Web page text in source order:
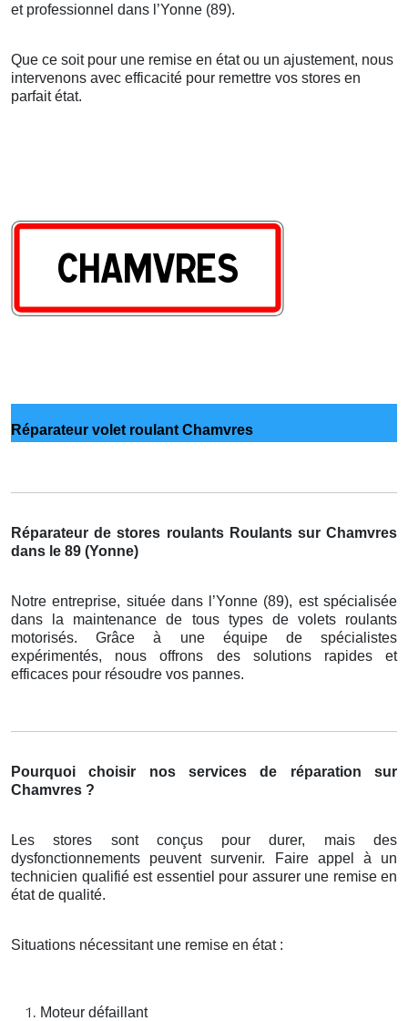
et professionnel dans l’Yonne (89).
Que ce soit pour une remise en état ou un ajustement, nous
intervenons avec efficacité pour remettre vos stores en
parfait état.
Réparateur volet roulant Chamvres
Réparateur de stores roulants Roulants sur Chamvres
dans le 89 (Yonne)
Notre entreprise, située dans l’Yonne (89), est spécialisée
dans la maintenance de tous types de volets roulants
motorisés. Grâce à une équipe de spécialistes
expérimentés, nous offrons des solutions rapides et
efficaces pour résoudre vos pannes.
Pourquoi choisir nos services de réparation sur
Chamvres ?
Les stores sont conçus pour durer, mais des
dysfonctionnements peuvent survenir. Faire appel à un
technicien qualifié est essentiel pour assurer une remise en
état de qualité.
Situations nécessitant une remise en état :
Moteur défaillant